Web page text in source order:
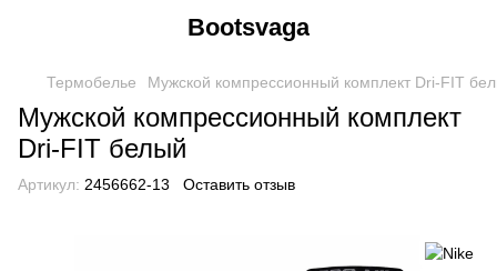
Bootsvaga
Термобелье Мужской компрессионный комплект Dri-FIT
Мужской компрессионный комплект
Dri-FIT белый
Артикул: 2456662-13 Оставить отзыв